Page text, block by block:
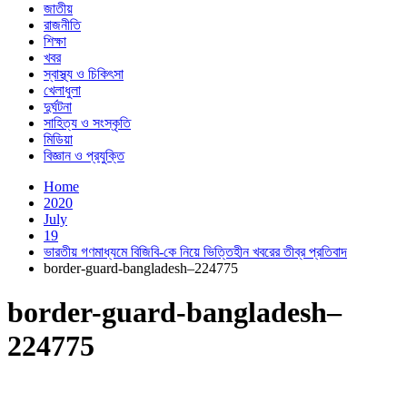
জাতীয়
রাজনীতি
শিক্ষা
খবর
স্বাস্থ্য ও চিকিৎসা
খেলাধুলা
দুর্ঘটনা
সাহিত্য ও সংস্কৃতি
মিডিয়া
বিজ্ঞান ও প্রযুক্তি
Home
2020
July
19
ভারতীয় গণমাধ্যমে বিজিবি-কে নিয়ে ভিত্তিহীন খবরের তীব্র প্রতিবাদ
border-guard-bangladesh–224775
border-guard-bangladesh–
224775